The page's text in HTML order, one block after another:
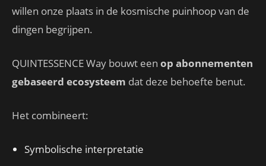
willen onze plaats in de kosmische puinhoop van de
dingen begrijpen.
QUINTESSENCE Way bouwt een op abonnementen
gebaseerd ecosysteem dat deze behoefte benut.
Het combineert:
Symbolische interpretatie